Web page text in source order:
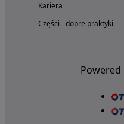
Kariera
Części - dobre praktyki
Powered